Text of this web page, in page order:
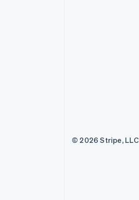
© 2026 Stripe, LLC